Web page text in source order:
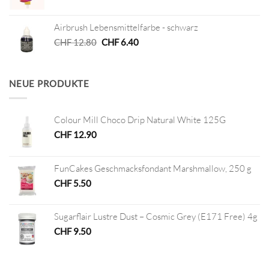
CHF 4.50CHF 2.25.
Airbrush Lebensmittelfarbe - schwarz
CHF12.80 Ursprünglicher
CHF6.40Aktueller
NEUE PRODUKTE
Colour Mill Choco Drip Natural White 125G
CHF12.90
FunCakes Geschmacksfondant Marshmallow, 250 g
CHF5.50
Sugarflair Lustre Dust – Cosmic Grey (E171 Free) 4g
CHF9.50